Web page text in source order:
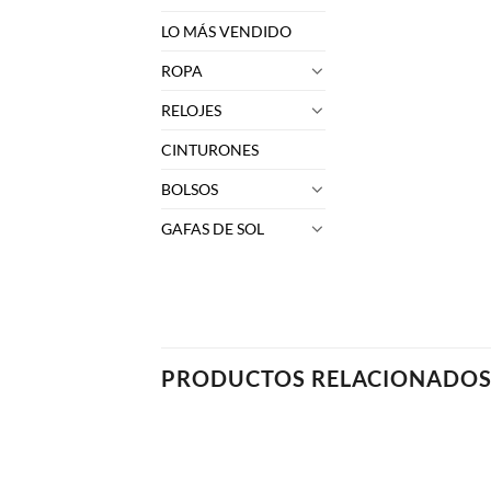
LO MÁS VENDIDO
ROPA
RELOJES
CINTURONES
BOLSOS
GAFAS DE SOL
PRODUCTOS RELACIONADOS